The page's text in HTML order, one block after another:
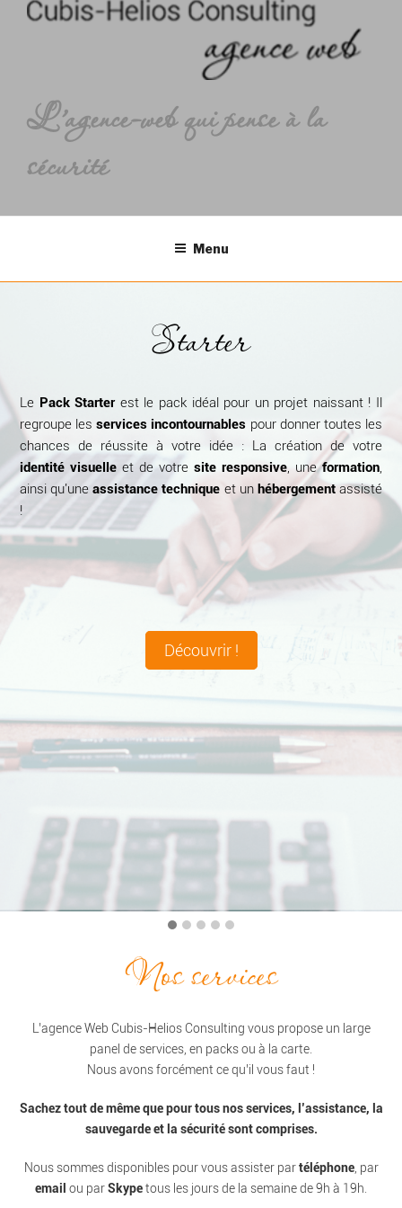
L'agence-web qui pense à la
sécurité
Menu
Starter
Le Pack Starterest le pack idéal pour un projet naissant ! Il
regroupe lesservices incontournables pour donner toutes les
chances de réussite à votre idée : La création de votre
identité visuelle et de votre site responsive, uneformation,
ainsi qu'uneassistance technique et un hébergementassisté
!
Découvrir !
Nos services
L’agence Web Cubis-Helios Consulting vous propose un large
panel de services, en packs ou à la carte.
Nous avons forcément ce qu’il vous faut !
Sachez tout de même que pour tous nos services, l’assistance, la
sauvegarde et la sécurité sont comprises.
Nous sommes disponibles pour vous assister partéléphone, par
email ou parSkypetous les jours de la semaine de 9h à 19h.